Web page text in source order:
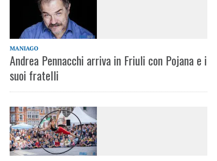
MANIAGO
Andrea Pennacchi arriva in Friuli con Pojana e i
suoi fratelli